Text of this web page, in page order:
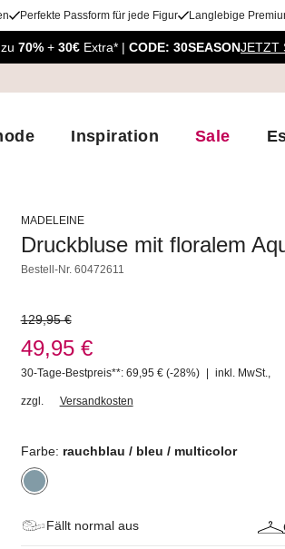
Perfekte Passform für jede Figur Langlebige
70% + 30€ Extra* | CODE: 30SEASONJETZT
Inspiration Sale
MADELEINE
Druckbluse mit floralem
Bestell-Nr. 60472611
129,95 €
49,95 €
30-Tage-Bestpreis**: 69,95 € (-28%) inkl. MwSt.,
zzgl. Versandkosten
Farbe: rauchblau / bleu / multicolor
Fällt normal aus